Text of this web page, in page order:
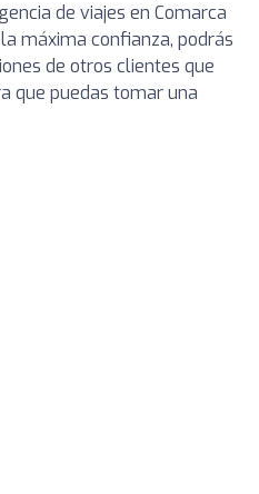
de viajes en Comarca
máxima confianza, podrás
de otros clientes que
que puedas tomar una